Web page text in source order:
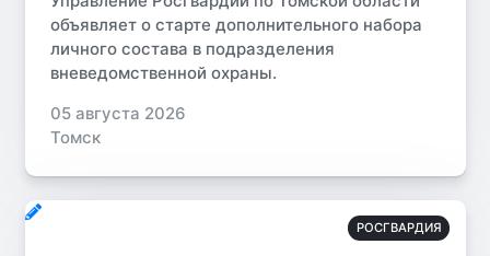
объявляет о старте дополнительного набора
личного состава в подразделения
вневедомственной охраны.
05 августа 2026
Томск
РОСГВАРДИЯ